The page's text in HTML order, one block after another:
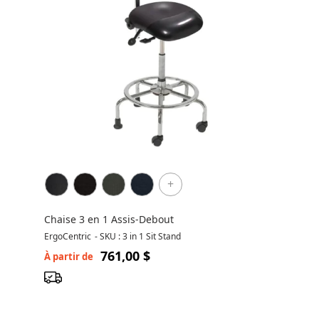
+
Chaise 3 en 1 Assis-Debout
ErgoCentric -SKU : 3 in 1 Sit Stand
À partir de 761,00 $